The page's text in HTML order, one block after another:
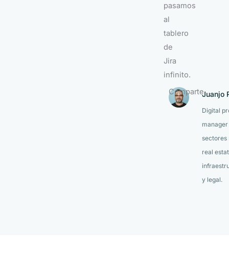
pasamos
al
tablero
de
Jira
infinito.
Juanjo
Digital
manager
sectores
real
y legal.
Comparte